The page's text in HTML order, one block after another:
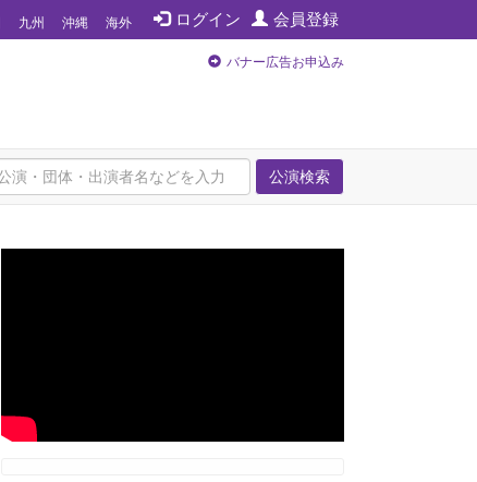
ログイン 会員登録
九州 沖縄 海外
バナー広告お申込み
公演検索